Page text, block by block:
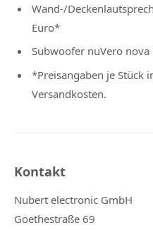
Wand-/
Euro*
Subwoofer nuVero
*Preisangaben je Stück
Versandkosten.
Kontakt
Nubert electronic GmbH
Goethestraße 69